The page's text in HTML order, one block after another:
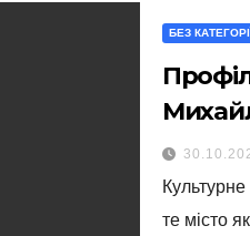
БЕЗ
те місто